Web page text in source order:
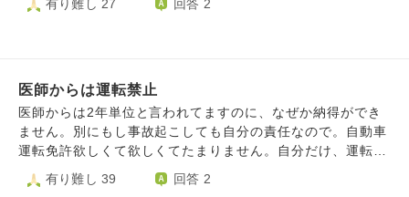
い私を気にして様子を見に来ましたが、起きられないことよ
のですが、今は理解してもらえないと勝手に思い込み、落ち
込んでいます。 夫の扶養は、妻は入れない仕組みとなって
おり何とか働かないといけないこと、もう少しで仕事が始ま
るのに、また起きられなかったらどうしようと言う不安。
（また、解雇になったらどうしよう）決まった訳ではないで
すが、夫に病気の理解があまりなかったこと。がとても不安
徐々に病気や障害が進行し辛い状況になる事は分かっている
の方であれば「今、何かやりたい事は？」という様な声掛け
とかになるのでしょうけど、直近で寿命が尽きる訳でも無
い。 どんどん出来る事が無くなっていったり、体調が悪く
なっている事が明らかな人から相談があった場合、どういっ
う状態を因縁の様に受け取る方がいますが、僧侶の方はどう
近ではそれが原因のノイローゼではないかと思っています。
用で変わり果てた姿になり、ショックを受けるからと亡くな
るまでの姿を見たのは母と叔母（母の妹）くらいでした。
亡くなってからも、叔父が生涯独身だったことで遺産相続の
手続きを母たち残りの兄弟で行い、それにも大変な苦労があ
短期間で変わり果てたショック、健康だった時は私からする
有り難し 27 回答 2
医師からは運転禁止
医師からは2年単位と言われてますのに、なぜか納得ができ
ません。別にもし事故起こしても自分の責任なので。自動車
運転免許欲しくて欲しくてたまりません。自分だけ、運転禁
止されてるんじゃないかなと思います。 医師からは原付バ
イクはあんまりおすすめは出来ないが車が少ない道なら行け
有り難し 39 回答 2